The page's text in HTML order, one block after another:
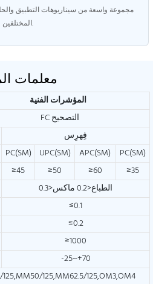
مجموعة واسعة من سيناريوهات التطبيق
المختلفين.
معلمات
FC التصحيح
فِهرِس
PC(SM) UPC(SM) APC(SM)
PC(SM)
≥45 ≥50 ≥60
≥35
الطباع<0.2 ماكس<0.3
≤0.1
≤0.2
≥1000
-25~+70
125,MM50/125,MM62.5/125,OM3,OM4